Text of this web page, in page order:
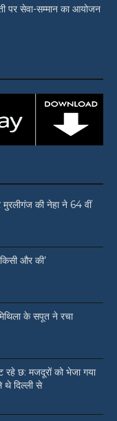
पर सेवा-सम्मान का आयोजन
की नेहा ने 64 वीं
और की’
के सपूत ने रचा
रहे छ: मजदूरों को भेजा गया
थे दिल्ली से